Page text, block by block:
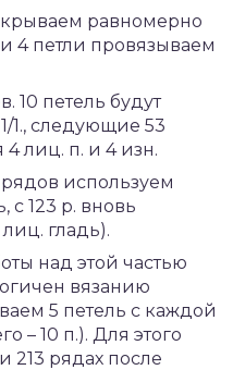
равномерно
4 петли провязываем
10 петель будут
1., следующие 53
лиц. п. и 4 изн.
используем
с 123 р. вновь
гладь).
над этой частью
вязанию
5 петель с каждой
– 10 п.). Для этого
213 рядах после